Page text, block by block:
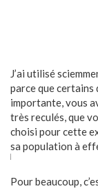
J’ai utilisé
parce que certains
importante, vous
très reculés, que
choisi pour cette
sa population à
Pour beaucoup,